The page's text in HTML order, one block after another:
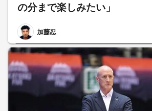
の分まで楽しみたい」
加藤忍